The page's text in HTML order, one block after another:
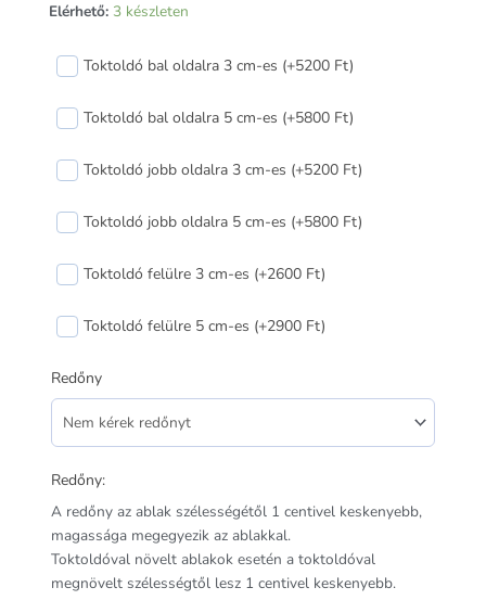
Elérhető: 3 készleten
Toktoldó bal oldalra 3 cm-es (+5200 Ft)
Toktoldó bal oldalra 5 cm-es (+5800 Ft)
Toktoldó jobb oldalra 3 cm-es (+5200 Ft)
Toktoldó jobb oldalra 5 cm-es (+5800 Ft)
Toktoldó felülre 3 cm-es (+2600 Ft)
Toktoldó felülre 5 cm-es (+2900 Ft)
Redőny
Redőny:
A redőny az ablak szélességétől 1 centivel keskenyebb,
magassága megegyezik az ablakkal.
Toktoldóval növelt ablakok esetén a toktoldóval
megnövelt szélességtől lesz 1 centivel keskenyebb.
Arkitek
bukó-
nyíló
műanyag
erkélyajtó
90x200
mennyiség